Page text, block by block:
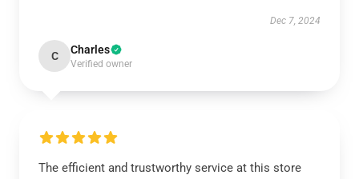
Dec 7, 2024
C Charles
Verified owner
The efficient and trustworthy service at this store